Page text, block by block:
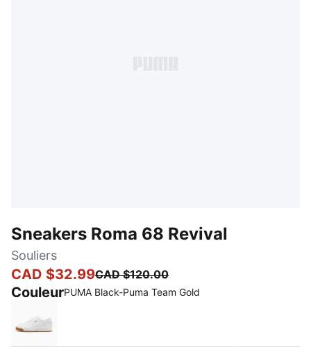
Sneakers Roma 68 Revival
Souliers
CAD $32.99CAD $120.00
CouleurPUMA Black-Puma Team Gold
PUMA White-Warm White-Gum